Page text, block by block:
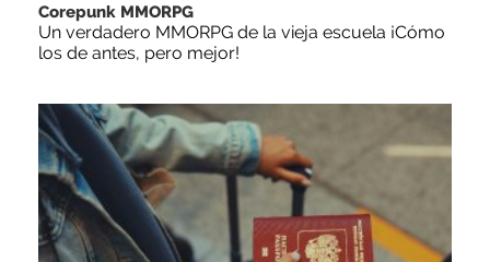
Corepunk MMORPG
Un verdadero MMORPG de la vieja escuela ¡Cómo
los de antes, pero mejor!